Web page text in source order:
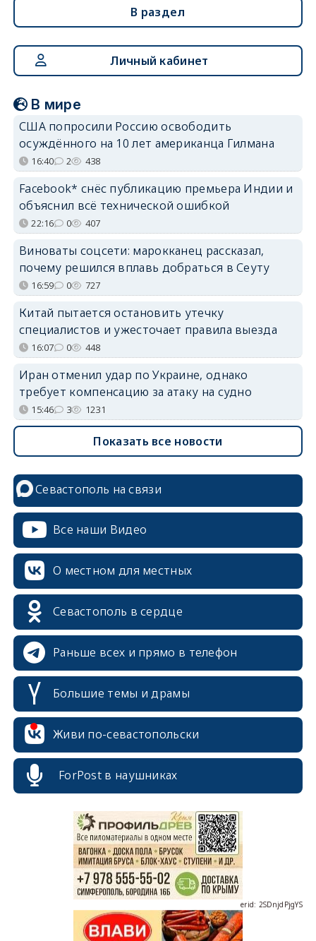
В раздел
Личный кабинет
В мире
США попросили Россию освободить
осуждённого на 10 лет американца Гилмана
16:40 2 438
Facebook* снёс публикацию премьера Индии и
объяснил всё технической ошибкой
22:16 0 407
Виноваты соцсети: марокканец рассказал,
почему решился вплавь добраться в Сеуту
16:59 0 727
Китай пытается остановить утечку
специалистов и ужесточает правила выезда
16:07 0 448
Иран отменил удар по Украине, однако
требует компенсацию за атаку на судно
15:46 3 1231
Показать все новости
Севастополь на связи
Все наши Видео
О местном для местных
Севастополь в сердце
Раньше всех и прямо в телефон
Большие темы и драмы
Живи по-севастопольски
ForPost в наушниках
erid: 2SDnjcrDNw6
erid: 2SDnjdPjgYS